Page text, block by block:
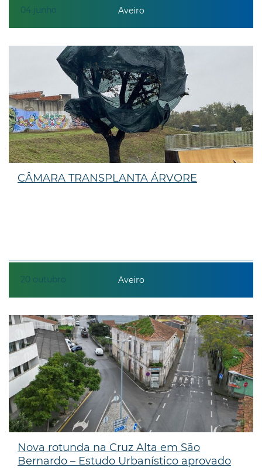
04 junho Aveiro
20 outubro
CÂMARA TRANSPLANTA ÁRVORE
Aveiro
Nova rotunda na Cruz Alta em São
Bernardo – Estudo Urbanístico aprovado